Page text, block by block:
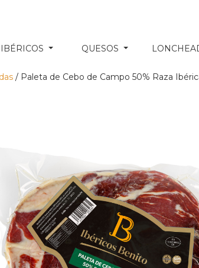
IBÉRICOS QUESOS
/ Paleta de Cebo de Campo 50% Raza